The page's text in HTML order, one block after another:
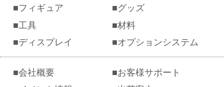
フィギュア
グッズ
工具
材料
ディスプレイ
オプションシステム
会社概要
お客様サポート